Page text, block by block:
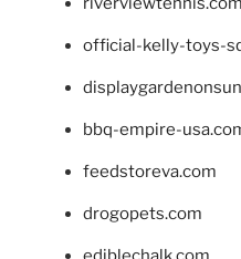
official-kelly-toys-
bbq-empire-
feedstoreva.com
drogopets.com